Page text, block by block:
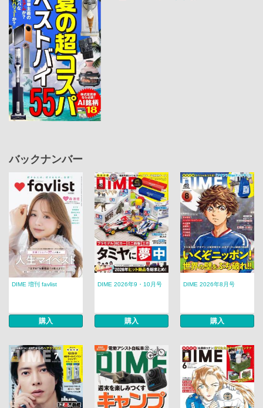
バックナンバー
DIME 増刊 favlist
購入
DIME 2026年9・10月号
購入
DIME 2026年8月号
購入